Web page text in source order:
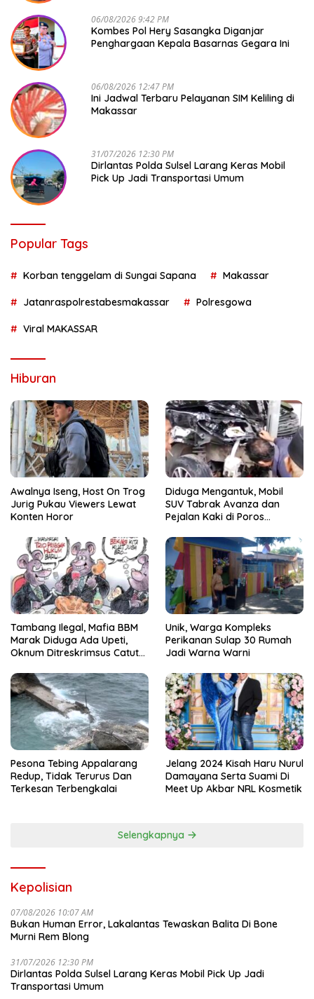
06/08/2026 9:42 PM
Kombes Pol Hery Sasangka Diganjar
Penghargaan Kepala Basarnas Gegara Ini
06/08/2026 12:47 PM
Ini Jadwal Terbaru Pelayanan SIM Keliling di
Makassar
31/07/2026 12:30 PM
Dirlantas Polda Sulsel Larang Keras Mobil
Pick Up Jadi Transportasi Umum
Popular Tags
Korban tenggelam di Sungai Sapana Makassar
Jatanraspolrestabesmakassar Polresgowa
Viral MAKASSAR
Hiburan
Awalnya Iseng, Host On Trog
Jurig Pukau Viewers Lewat
Konten Horor
Diduga Mengantuk, Mobil
SUV Tabrak Avanza dan
Pejalan Kaki di Poros
Tambang Ilegal, Mafia BBM
Marak Diduga Ada Upeti,
Oknum Ditreskrimsus Catut
Unik, Warga Kompleks
Perikanan Sulap 30 Rumah
Jadi Warna Warni
Pesona Tebing Appalarang
Redup, Tidak Terurus Dan
Terkesan Terbengkalai
Jelang 2024 Kisah Haru Nurul
Damayana Serta Suami Di
Meet Up Akbar NRL Kosmetik
Selengkapnya
Kepolisian
07/08/2026 10:07 AM
Bukan Human Error, Lakalantas Tewaskan Balita Di Bone
Murni Rem Blong
31/07/2026 12:30 PM
Dirlantas Polda Sulsel Larang Keras Mobil Pick Up Jadi
Transportasi Umum